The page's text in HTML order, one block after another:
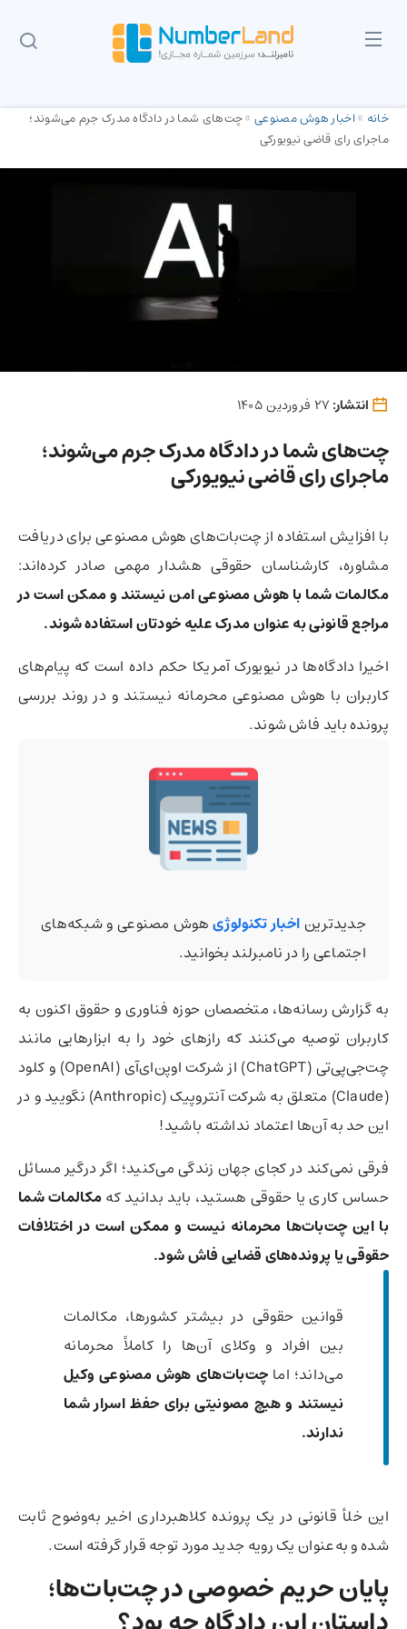
خانه »اخبار هوش مصنوعی»چت‌های شما در دادگاه مدرک جرم می‌شوند؛
ماجرای رای قاضی نیویورکی
انتشار:
چت‌های شما در دادگاه مدرک جرم می‌شوند؛
ماجرای رای قاضی نیویورکی
با افزایش استفاده از چت‌بات‌های هوش مصنوعی برای دریافت
مشاوره، کارشناسان حقوقی هشدار مهمی صادر کرده‌اند:
مکالمات شما با هوش مصنوعی امن نیستند و ممکن است در
مراجع قانونی به عنوان مدرک علیه خودتان استفاده شوند.
اخیرا دادگاه‌ها در نیویورک آمریکا حکم داده است که پیام‌های
کاربران با هوش مصنوعی محرمانه نیستند و در روند بررسی
پرونده باید فاش شوند.
جدیدتریناخبار تکنولوژیهوش مصنوعی و شبکه‌های
اجتماعی را در نامبرلند بخوانید.
به گزارش رسانه‌ها، متخصصان حوزه فناوری و حقوق اکنون به
کاربران توصیه می‌کنند که رازهای خود را به ابزارهایی مانند
چت‌جی‌پی‌تی (ChatGPT) از شرکت اوپن‌ای‌آی (OpenAI) و کلود
(Claude) متعلق به شرکت آنتروپیک (Anthropic) نگویید و در
این حد به آن‌ها اعتماد نداشته باشید!
فرقی نمی‌کند در کجای جهان زندگی می‌کنید؛ اگر درگیر مسائل
حساس کاری یا حقوقی هستید، باید بدانید کهمکالمات شما
با این چت‌بات‌ها محرمانه نیست و ممکن است در اختلافات
حقوقی یا پرونده‌های قضایی فاش شود.
قوانین حقوقی در بیشتر کشورها، مکالمات
بین افراد و وکلای آن‌ها را کاملاً محرمانه
می‌داند؛ اما چت‌بات‌های هوش مصنوعی وکیل
نیستند و هیچ مصونیتی برای حفظ اسرار شما
ندارند.
این خلأ قانونی در یک پرونده کلاهبرداری اخیر به‌وضوح ثابت
شده و به‌عنوان یک رویه جدید مورد توجه قرار گرفته است.
پایان حریم خصوصی در چت‌بات‌ها؛